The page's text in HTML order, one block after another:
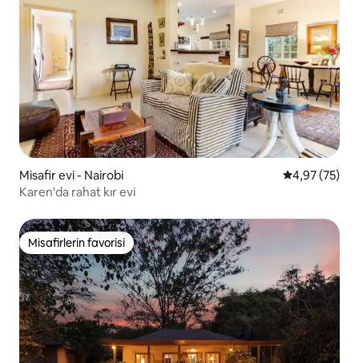
Misafir evi - Nairobi 5 üzerinden
4,97 (75)
Karen'da rahat kır evi
Misafirlerin favorisi
Misafirlerin favorisi